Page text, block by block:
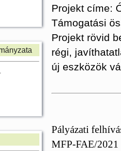
Projekt címe:
Támogatási
Projekt rövid
régi,
új eszközök
Pályázati
MFP-FAE/2021